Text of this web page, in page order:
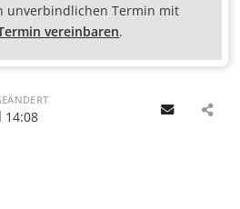
unverbindlichen Termin mit
vereinbaren.
14:08 Email